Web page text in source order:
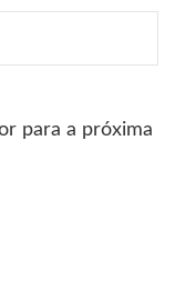
para a próxima